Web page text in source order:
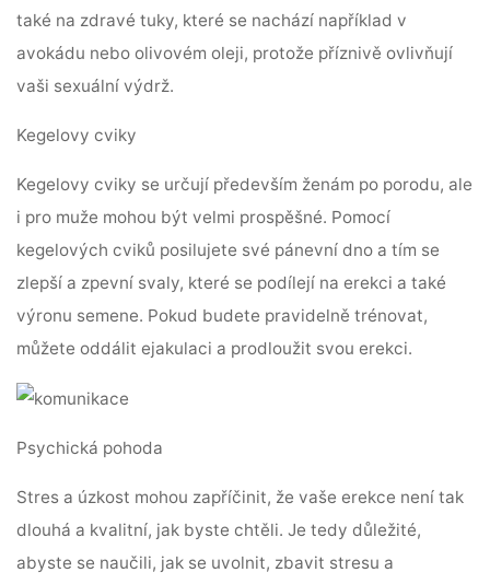
také na zdravé tuky, které se nachází například v
avokádu nebo olivovém oleji, protože příznivě ovlivňují
vaši sexuální výdrž.
Kegelovy cviky
Kegelovy cviky se určují především ženám po porodu, ale
i pro muže mohou být velmi prospěšné. Pomocí
kegelových cviků posilujete své pánevní dno a tím se
zlepší a zpevní svaly, které se podílejí na erekci a také
výronu semene. Pokud budete pravidelně trénovat,
můžete oddálit ejakulaci a prodloužit svou erekci.
Psychická pohoda
Stres a úzkost mohou zapříčinit, že vaše erekce není tak
dlouhá a kvalitní, jak byste chtěli. Je tedy důležité,
abyste se naučili, jak se uvolnit, zbavit stresu a